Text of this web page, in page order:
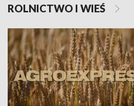
ROLNICTWO I WIEŚ